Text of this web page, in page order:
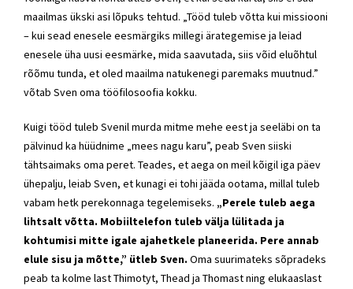
maailmas ükski asi lõpuks tehtud. „Tööd tuleb võtta kui missiooni
– kui sead enesele eesmärgiks millegi ärategemise ja leiad
enesele üha uusi eesmärke, mida saavutada, siis võid eluõhtul
rõõmu tunda, et oled maailma natukenegi paremaks muutnud.”
võtab Sven oma tööfilosoofia kokku.
Kuigi tööd tuleb Svenil murda mitme mehe eest ja seeläbi on ta
pälvinud ka hüüdnime „mees nagu karu”, peab Sven siiski
tähtsaimaks oma peret. Teades, et aega on meil kõigil iga päev
ühepalju, leiab Sven, et kunagi ei tohi jääda ootama, millal tuleb
vabam hetk perekonnaga tegelemiseks. „Perele tuleb aega
lihtsalt võtta. Mobiiltelefon tuleb välja lülitada ja
kohtumisi mitte igale ajahetkele planeerida. Pere annab
elule sisu ja mõtte,” ütleb Sven. Oma suurimateks sõpradeks
peab ta kolme last Thimotyt, Thead ja Thomast ning elukaaslast